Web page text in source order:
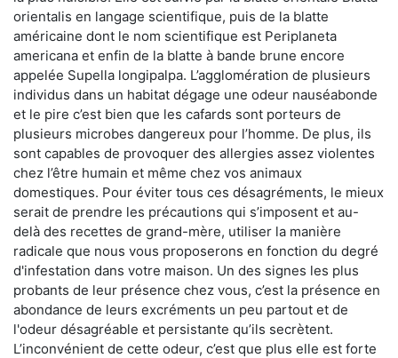
orientalis en langage scientifique, puis de la blatte
américaine dont le nom scientifique est Periplaneta
americana et enfin de la blatte à bande brune encore
appelée Supella longipalpa. L’agglomération de plusieurs
individus dans un habitat dégage une odeur nauséabonde
et le pire c’est bien que les cafards sont porteurs de
plusieurs microbes dangereux pour l’homme. De plus, ils
sont capables de provoquer des allergies assez violentes
chez l’être humain et même chez vos animaux
domestiques. Pour éviter tous ces désagréments, le mieux
serait de prendre les précautions qui s’imposent et au-
delà des recettes de grand-mère, utiliser la manière
radicale que nous vous proposerons en fonction du degré
d'infestation dans votre maison. Un des signes les plus
probants de leur présence chez vous, c’est la présence en
abondance de leurs excréments un peu partout et de
l'odeur désagréable et persistante qu’ils secrètent.
L’inconvénient de cette odeur, c’est que plus elle est forte